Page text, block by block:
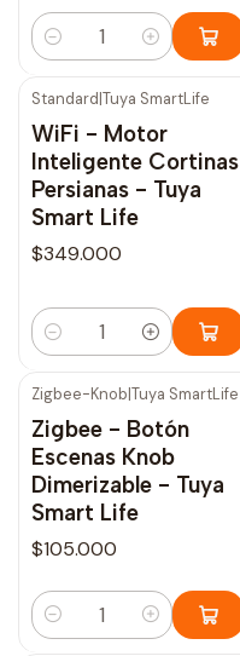
Cantidad
Standard|Tuya SmartLife
WiFi - Motor
Inteligente Cortinas
Persianas - Tuya
Smart Life
$349.000
Cantidad
Zigbee-Knob|Tuya SmartLife
Zigbee - Botón
Escenas Knob
Dimerizable - Tuya
Smart Life
$105.000
Cantidad